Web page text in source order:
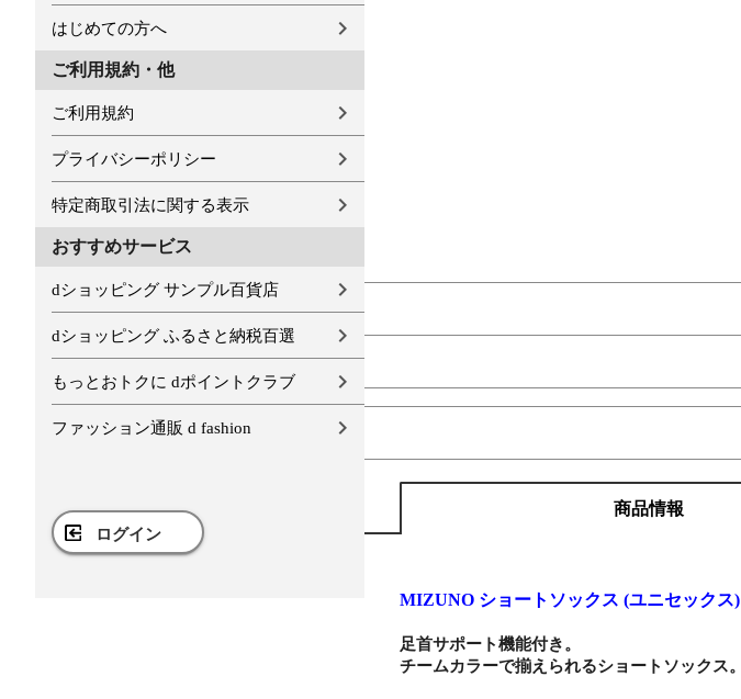
はじめての方へ
ご利用規約・他
ご利用規約
プライバシーポリシー
特定商取引法に関する表示
おすすめサービス
dショッピング サンプル百貨店
dショッピング ふるさと納税百選
もっとおトクに dポイントクラブ
ファッション通販 d fashion
ログイン
商品情報
MIZUNO ショートソックス (ユニセックス)
足首サポート機能付き。
チームカラーで揃えられるショートソックス。